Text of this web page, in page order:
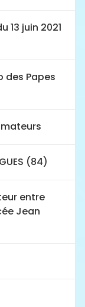
13 juin 2021
des Papes
(84)
entre
Jean